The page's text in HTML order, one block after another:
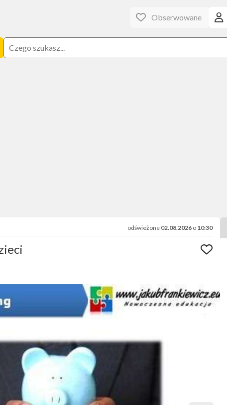
Obserwowane
odświeżone 02.08.2026 o 10:30